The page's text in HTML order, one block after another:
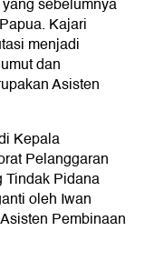
sebelumnya
Kajari
menjadi
dan
Asisten
Kepala
Pelanggaran
Tindak Pidana
oleh Iwan
Pembinaan